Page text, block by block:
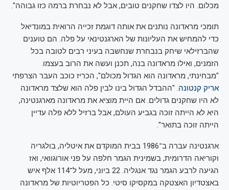
מכלום. היו לצדו שחקנים טובים, אבל לא נבחרת ברמה כזו גבוהה".
תומכי מראדונה נותנים את אותה דוגמת זכייה הרואית במונדיאל
כדי להמחיש את העליונות של הארגנטינאי על פלה. הם טוענים
שהברזילאי שיחק בנבחרת שנחשבה בעיני רבים לטובה בכל
הזמנים, ואילו מראדונה בנה, תכנן ועשה את הרוב בעצמו.
"מבחינתי, מראדונה הוא הגדול מכולם", הכריז כוכב העבר הצרפתי
אריק קנטונה. "ההבדל הגדול בינו לבין פלה הוא שלצד מראדונה
לא היו שחקנים גדולים. אם היית מוציא את מראדונה מארגנטינה,
היא לא הייתה זוכה בגביע העולם, אבל ברזיל ללא פלה עדיין
הייתה זוכה בתואר".
ארגנטינה עברה ב־1986 בבית המוקדם את איטליה, בולגריה
וקוריאה הדרומית, בשמינית הגמר חלפה על פני אורוגוואי, ואז
הגיעה לרבע הגמר נגד אנגליה. 22 ביוני, מעל ל־114 אלף איש
באצטדיון האצטקה במקסיקו סיטי. כל הפטריוטיות של מראדונה